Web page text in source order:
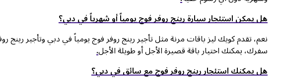
هل يمكن استئجار سيارة رينج روفر فوج يومياً أو شهرياً في دبي؟
نعم، تقدم كويك ليز باقات مرنة مثل تأجير رينج روفر فوج يومياً في دبي وتأجير
سفرك، يمكنك اختيار باقة قصيرة الأجل أو طويلة الأجل.
هل يمكنك استئجار رينج روفر فوج مع سائق في دبي؟